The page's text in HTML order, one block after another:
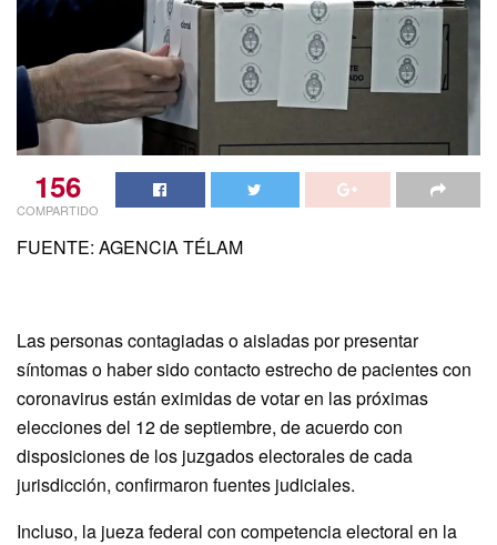
156
COMPARTIDO
FUENTE: AGENCIA TÉLAM
Las personas contagiadas o aisladas por presentar
síntomas o haber sido contacto estrecho de pacientes con
coronavirus están eximidas de votar en las próximas
elecciones del 12 de septiembre, de acuerdo con
disposiciones de los juzgados electorales de cada
jurisdicción, confirmaron fuentes judiciales.
Incluso, la jueza federal con competencia electoral en la